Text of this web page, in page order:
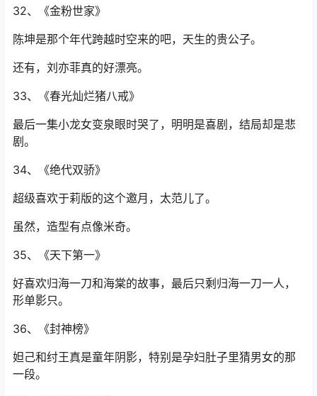
32、《金粉世家》
陈坤是那个年代跨越时空来的吧，天生的贵公子。
还有，刘亦菲真的好漂亮。
33、《春光灿烂猪八戒》
最后一集小龙女变泉眼时哭了，明明是喜剧，结局却是悲
剧。
34、《绝代双骄》
超级喜欢于莉版的这个邀月，太范儿了。
虽然，造型有点像米奇。
35、《天下第一》
好喜欢归海一刀和海棠的故事，最后只剩归海一刀一人，
形单影只。
36、《封神榜》
妲己和纣王真是童年阴影，特别是孕妇肚子里猜男女的那
一段。